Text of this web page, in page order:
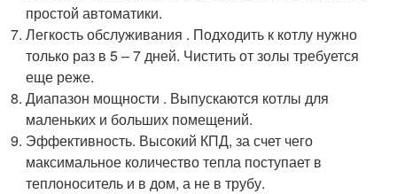
простой автоматики.
Легкость обслуживания . Подходить к котлу нужно
только раз в 5 – 7 дней. Чистить от золы требуется
еще реже.
Диапазон мощности . Выпускаются котлы для
маленьких и больших помещений.
Эффективность. Высокий КПД, за счет чего
максимальное количество тепла поступает в
теплоноситель и в дом, а не в трубу.